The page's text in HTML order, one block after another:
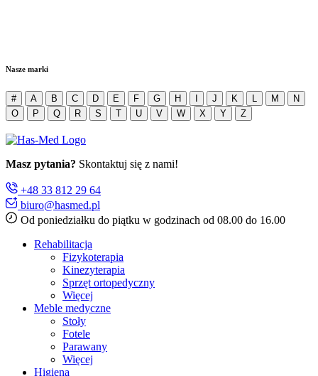
Nasze marki
# A B C D E F G H J K L M
N
O
P Q R S T U V W X Y Z
Masz pytania? Skontaktuj się z nami!
+48 33 812 29 64
biuro@hasmed.pl
Od poniedziałku do piątku w godzinach od 08.00 do 16.00
Rehabilitacja
Fizykoterapia
Kinezyterapia
Sprzęt ortopedyczny
Więcej
Meble medyczne
Stoły
Fotele
Parawany
Więcej
Higiena